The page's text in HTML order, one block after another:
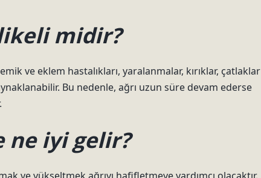
midir?
ve eklem hastalıkları, yaralanmalar, kırıklar, çatlaklar
Bu nedenle, ağrı uzun süre devam ederse
ne iyi gelir?